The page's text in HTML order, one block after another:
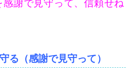
感謝で見守って、信頼せね
る（感謝で見守って）